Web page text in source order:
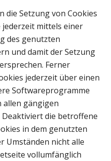
die Setzung von Cookies
mittels einer
des genutzten
und damit der Setzung
Ferner
jederzeit über einen
Softwareprogramme
allen gängigen
die betroffene
in dem genutzten
Umständen nicht alle
vollumfänglich